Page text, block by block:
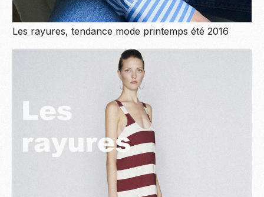
Les rayures, tendance mode printemps été 2016